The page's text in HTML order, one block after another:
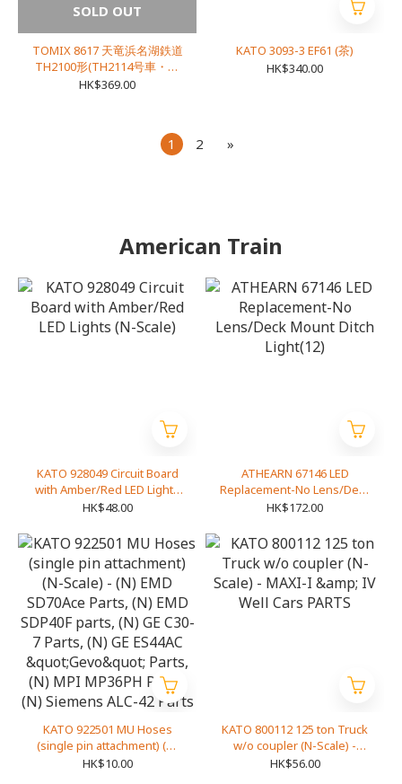
SOLD OUT
TOMIX 8617 天竜浜名湖鉄道
TH2100形(TH2114号車・う
なぴっぴごー!)
HK$369.00
KATO 3093-3 EF61 (茶)
HK$340.00
1 2 »
American Train
KATO 928049 Circuit Board
with Amber/Red LED Lights
(N-Scale)
HK$48.00
ATHEARN 67146 LED
Replacement-No Lens/Deck
Mount Ditch Light(12)
HK$172.00
KATO 922501 MU Hoses
(single pin attachment) (N-
Scale) - (N) EMD SD70Ace
HK$10.00
KATO 800112 125 ton Truck
w/o coupler (N-Scale) -
MAXI-I & IV Well Cars
HK$56.00